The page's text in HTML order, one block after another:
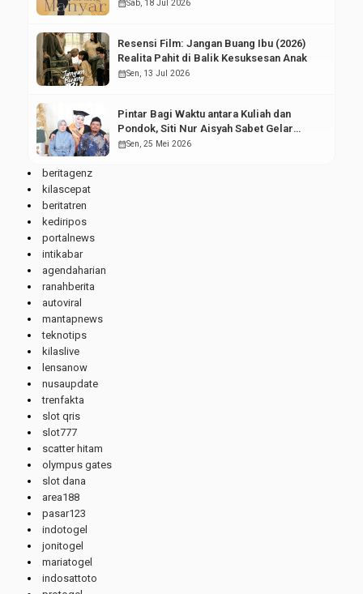
calendar_monthSab, 18 Jul 2026
Resensi Film: Jangan Buang Ibu (2026)
Realita Pahit di Balik Kesuksesan Anak
calendar_monthSen, 13 Jul 2026
Pintar Bagi Waktu antara Kuliah dan
Pondok, Siti Nur Aisyah Sabet Gelar
Wisudawan Terbaik
calendar_monthSen, 25 Mei 2026
beritagenz
kilascepat
beritatren
kediripos
portalnews
intikabar
agendaharian
ranahberita
autoviral
mantapnews
teknotips
kilaslive
lensanow
nusaupdate
trenfakta
slot qris
slot777
scatter hitam
olympus gates
slot dana
area188
pasar123
indotogel
jonitogel
mariatogel
indosattoto